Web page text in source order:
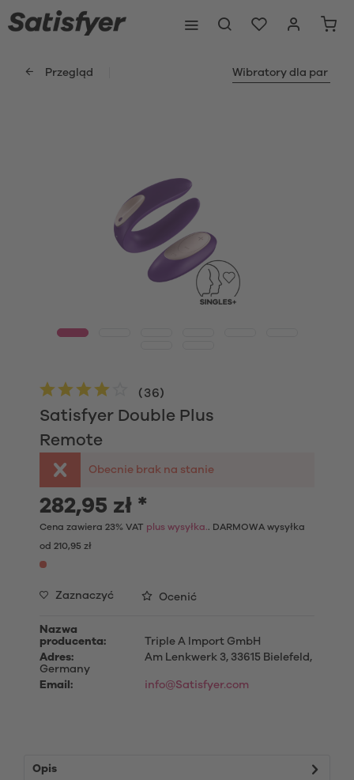
Przegląd Wibratory dla par
Satisfyer Double Plus
Remote
(36)
Obecnie brak na stanie
282,95 zł *
Cena zawiera 23% VAT plus wysyłka.. DARMOWA wysyłka
od 210,95 zł
Zaznaczyć Ocenić
Nazwa
producenta:
Triple A Import GmbH
Adres:
Am Lenkwerk 3, 33615 Bielefeld,
Germany
Email:
info@Satisfyer.com
Opis